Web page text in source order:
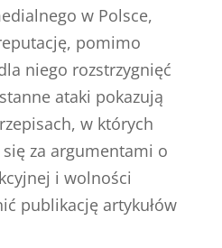
w Polsce,
pomimo
niego rozstrzygnięć
ataki pokazują
w których
za argumentami o
i wolności
publikację artykułów